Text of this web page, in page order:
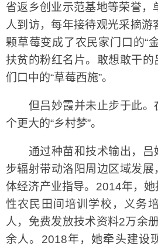
省返乡创业示范基地等荣誉，
人到访，每年接待观光采摘游
颗草莓变成了农民家门口的“
扶贫的粉红名片。敢想敢干
们口中的“草莓西施”。
但吕妙霞并未止步于此。
个更大的“乡村梦”。
通过种苗和技术输出，吕
步辐射带动洛阳周边区域发
体经济产业指导。2014年，
性农民田间培训学校，义务
人，免费发放技术资料2万余
余人。2018年，她牵头建设